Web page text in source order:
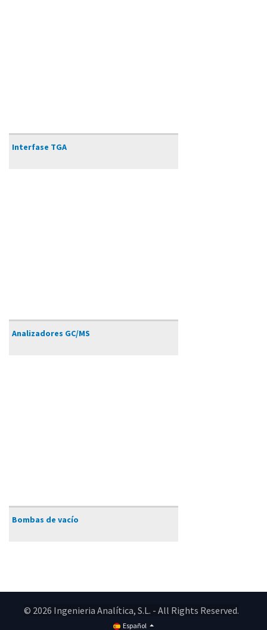
Interfase TGA
Analizadores GC/MS
Bombas de vacío
© 2026 Ingenieria Analítica, S.L. - All Rights Reserved.
Español